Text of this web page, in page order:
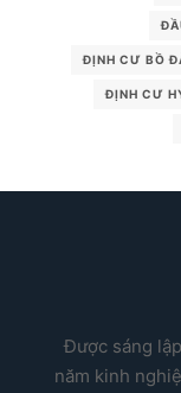
ĐỊNH CƯ BỒ
ĐỊNH CƯ
Được sáng
năm kinh